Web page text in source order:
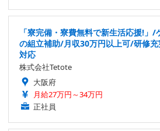
「寮完備・寮費無料で新生活応援!」
の組立補助/月収30万円以上可/研修
対応
株式会社Tetote
大阪府
月給27万円～34万円
正社員